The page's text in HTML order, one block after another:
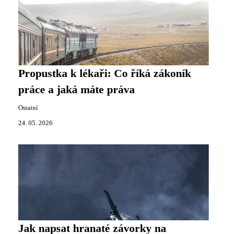
Propustka k lékaři: Co říká zákoník
práce a jaká máte práva
Ostatní
24. 05. 2026
Jak napsat hranaté závorky na